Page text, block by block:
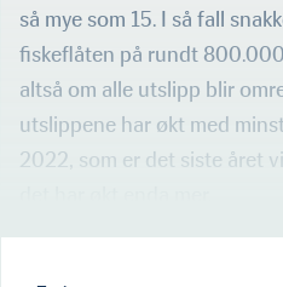
så mye som 15. I så fall
fiskeflåten på rundt
altså om alle utslipp blir
utslippene har økt med
2022, som er det siste året